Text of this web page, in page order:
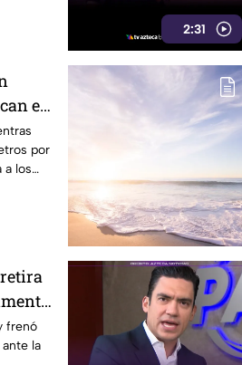
2:31
el
por
a los
frenó
la